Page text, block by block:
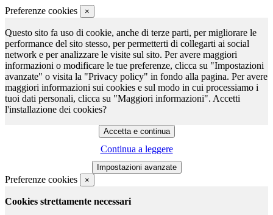
Preferenze cookies ×
Questo sito fa uso di cookie, anche di terze parti, per migliorare le
performance del sito stesso, per permetterti di collegarti ai social
network e per analizzare le visite sul sito. Per avere maggiori
informazioni o modificare le tue preferenze, clicca su "Impostazioni
avanzate" o visita la "Privacy policy" in fondo alla pagina. Per avere
maggiori informazioni sui cookies e sul modo in cui processiamo i
tuoi dati personali, clicca su "Maggiori informazioni". Accetti
l'installazione dei cookies?
Continua a leggere
Preferenze cookies ×
Cookies strettamente necessari